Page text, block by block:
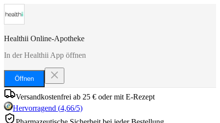
Healthii Online-Apotheke
In der Healthii App öffnen
Öffnen
Versandkostenfrei ab 25 € oder mit E-Rezept
Hervorragend (4,66/5)